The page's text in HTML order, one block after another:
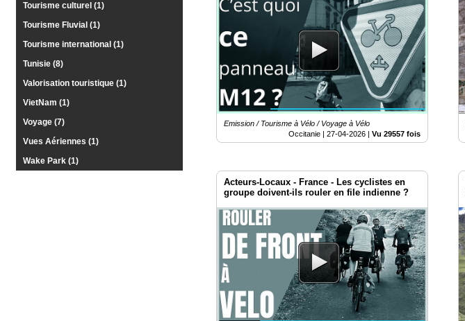
Tourisme culturel (1)
Tourisme Fluvial (1)
Tourisme international (1)
Tunisie (8)
Valorisation touristique (1)
VietNam (1)
Voyage (7)
Vues Aériennes (1)
Wake Park (1)
Emission / Tourisme à Vélo / Voyage à Vélo
Occitanie |27-04-2026 |Vu 29557 fois
Acteurs-Locaux - France - Les cyclistes en
groupe doivent-ils rouler en file indienne ?